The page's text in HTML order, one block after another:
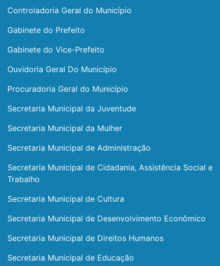
Controladoria Geral do Município
Gabinete do Prefeito
Gabinete do Vice-Prefeito
Ouvidoria Geral Do Município
Procuradoria Geral do Município
Secretaria Municipal da Juventude
Secretaria Municipal da Mulher
Secretaria Municipal de Administração
Secretaria Municipal de Cidadania, Assistência Social e
Trabalho
Secretaria Municipal de Cultura
Secretaria Municipal de Desenvolvimento Econômico
Secretaria Municipal de Direitos Humanos
Secretaria Municipal de Educação